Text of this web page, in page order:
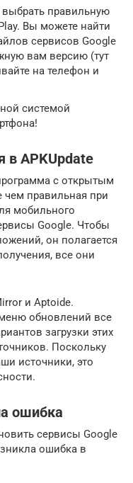
правильную
Вы можете найти
сервисов Google
вам версию (тут
на телефон и
системой
в APKUpdate
с открытым
правильная при
мобильного
Google. Чтобы
он полагается
все они
и Aptoide.
обновлений все
загрузки этих
Поскольку
источники, это
ошибка
сервисы Google
ошибка в